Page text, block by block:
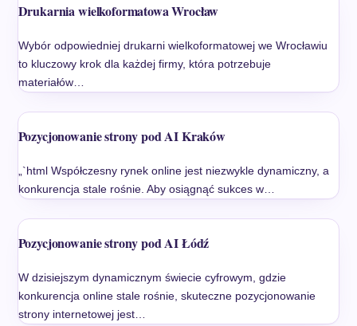
Drukarnia wielkoformatowa Wrocław
Wybór odpowiedniej drukarni wielkoformatowej we Wrocławiu
to kluczowy krok dla każdej firmy, która potrzebuje
materiałów…
Pozycjonowanie strony pod AI Kraków
„`html Współczesny rynek online jest niezwykle dynamiczny, a
konkurencja stale rośnie. Aby osiągnąć sukces w…
Pozycjonowanie strony pod AI Łódź
W dzisiejszym dynamicznym świecie cyfrowym, gdzie
konkurencja online stale rośnie, skuteczne pozycjonowanie
strony internetowej jest…